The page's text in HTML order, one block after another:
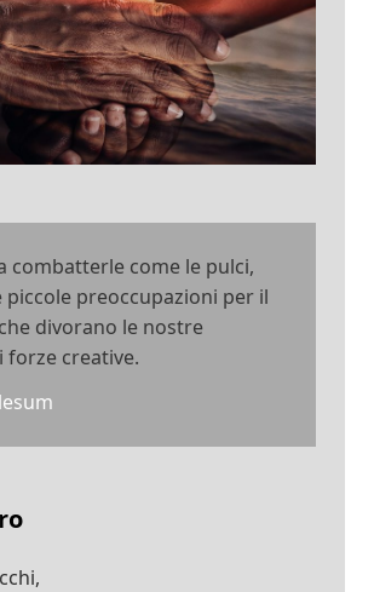
combatterle come le pulci,
piccole preoccupazioni per il
divorano le nostre
forze creative.